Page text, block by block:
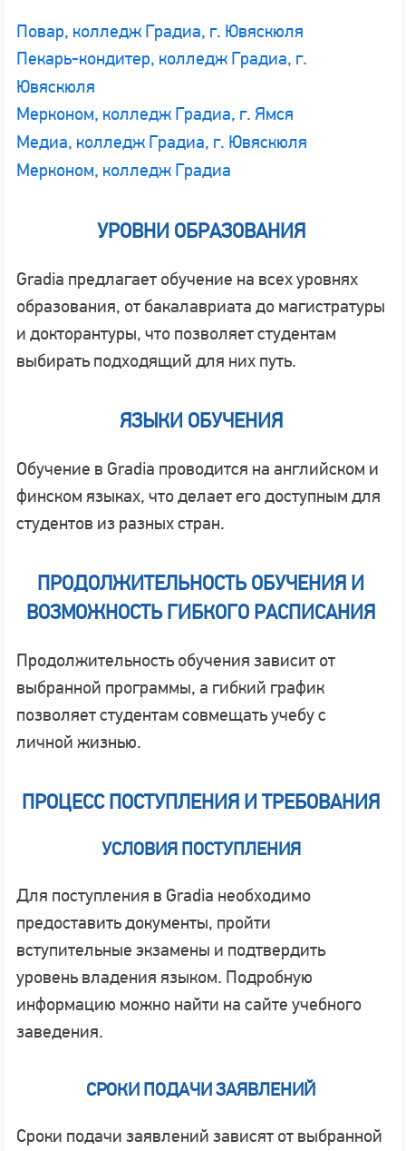
Повар, колледж Градиа, г. Ювяскюля
Пекарь-кондитер, колледж Градиа, г.
Ювяскюля
Мерконом, колледж Градиа, г. Ямся
Медиа, колледж Градиа, г. Ювяскюля
Мерконом, колледж Градиа
УРОВНИ ОБРАЗОВАНИЯ
Gradia предлагает обучение на всех уровнях
образования, от бакалавриата до магистратуры
и докторантуры, что позволяет студентам
выбирать подходящий для них путь.
ЯЗЫКИ ОБУЧЕНИЯ
Обучение в Gradia проводится на английском и
финском языках, что делает его доступным для
студентов из разных стран.
ПРОДОЛЖИТЕЛЬНОСТЬ ОБУЧЕНИЯ И
ВОЗМОЖНОСТЬ ГИБКОГО РАСПИСАНИЯ
Продолжительность обучения зависит от
выбранной программы, а гибкий график
позволяет студентам совмещать учебу с
личной жизнью.
ПРОЦЕСС ПОСТУПЛЕНИЯ И ТРЕБОВАНИЯ
УСЛОВИЯ ПОСТУПЛЕНИЯ
Для поступления в Gradia необходимо
предоставить документы, пройти
вступительные экзамены и подтвердить
уровень владения языком. Подробную
информацию можно найти на сайте учебного
заведения.
СРОКИ ПОДАЧИ ЗАЯВЛЕНИЙ
Сроки подачи заявлений зависят от выбранной